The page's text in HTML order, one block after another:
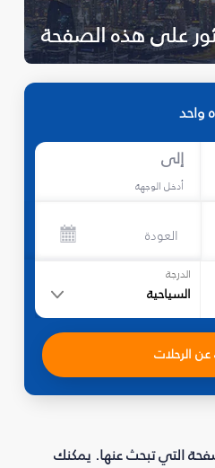
على هذه الصفحة
واحد
إلى
أدخل الوجهة
العودة
الدرجة
السياحية
عن الرحلات
التي تبحث عنها. يمكنك